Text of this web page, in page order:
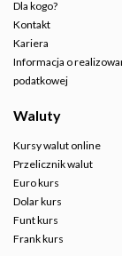
Dla kogo?
Kontakt
Kariera
Informacja o
podatkowej
Waluty
Kursy walut online
Przelicznik walut
Euro kurs
Dolar kurs
Funt kurs
Frank kurs